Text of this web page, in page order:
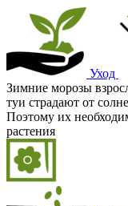
Уход
Зимние морозы
туи страдают от
Поэтому их
растения